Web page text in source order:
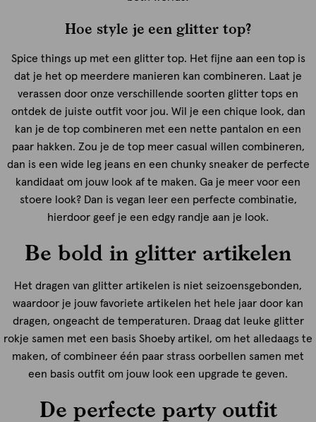
Hoe style je een glitter top?
Spice things up met een glitter top. Het fijne aan een top is
dat je het op meerdere manieren kan combineren. Laat je
verassen door onze verschillende soorten glitter tops en
ontdek de juiste outfit voor jou. Wil je een chique look, dan
kan je de top combineren met een nette pantalon en een
paar hakken. Zou je de top meer casual willen combineren,
dan is een wide leg jeans en een chunky sneaker de perfecte
kandidaat om jouw look af te maken. Ga je meer voor een
stoere look? Dan is vegan leer een perfecte combinatie,
hierdoor geef je een edgy randje aan je look.
Be bold in glitter artikelen
Het dragen van glitter artikelen is niet seizoensgebonden,
waardoor je jouw favoriete artikelen het hele jaar door kan
dragen, ongeacht de temperaturen. Draag dat leuke glitter
rokje samen met een basis Shoeby artikel, om het alledaags te
maken, of combineer één paar strass oorbellen samen met
een basis outfit om jouw look een upgrade te geven.
De perfecte party outfit